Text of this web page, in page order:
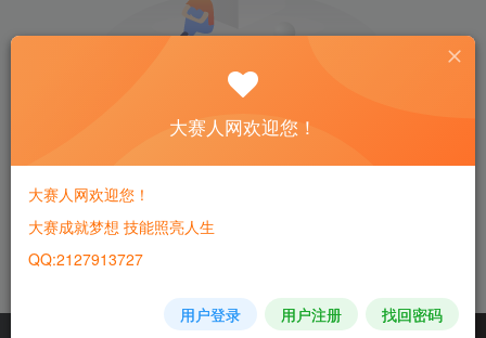
大赛人网欢迎您！
大赛人网欢迎您！
大赛成就梦想 技能照亮人生
QQ:2127913727
用户登录 用户注册 找回密码